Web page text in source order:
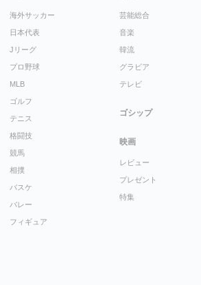
海外サッカー
日本代表
Jリーグ
プロ野球
MLB
ゴルフ
テニス
格闘技
競馬
相撲
バスケ
バレー
フィギュア
芸能総合
音楽
韓流
グラビア
テレビ
ゴシップ
映画
レビュー
プレゼント
特集